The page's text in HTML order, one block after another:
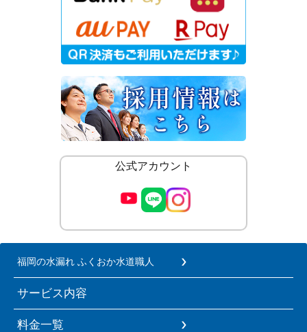
公式アカウント
福岡の水漏れ ふくおか水道職人
サービス内容
料金一覧